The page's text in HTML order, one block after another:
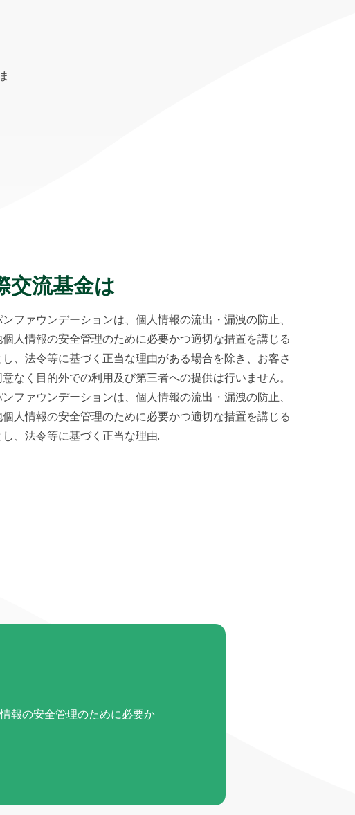
交流基金は
ファウンデーションは、個人情報の流出・漏洩の防止、
人情報の安全管理のために必要かつ適切な措置を講じる
し、法令等に基づく正当な理由がある場合を除き、お客さ
意なく目的外での利用及び第三者への提供は行いません。
ファウンデーションは、個人情報の流出・漏洩の防止、
人情報の安全管理のために必要かつ適切な措置を講じる
し、法令等に基づく正当な理由.
報の安全管理のために必要か